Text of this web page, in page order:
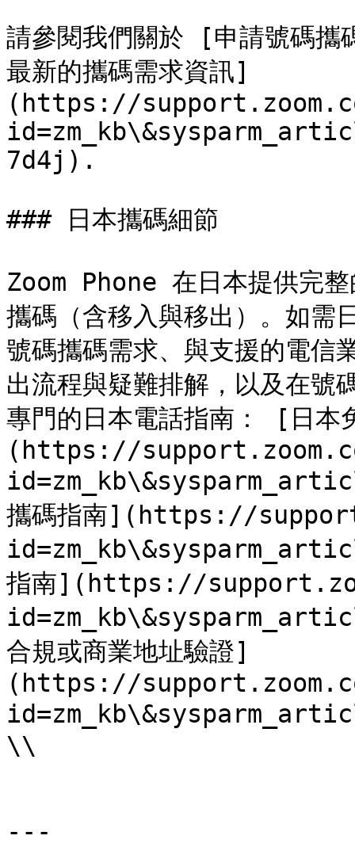
請參閱我們關於 [申請號碼攜
最新的攜碼需求資訊]
(https://
7d4j).
### 日本攜碼細節
Zoom Phone 在日本提供完
攜碼（含移入與移出）。如需
號碼攜碼需求、與支援的電信
出流程與疑難排解，以及在號
專門的日本電話指南： [日本
(https://
攜碼指南](https://
指南](https://
合規或商業地址驗證]
(https://
\\
---